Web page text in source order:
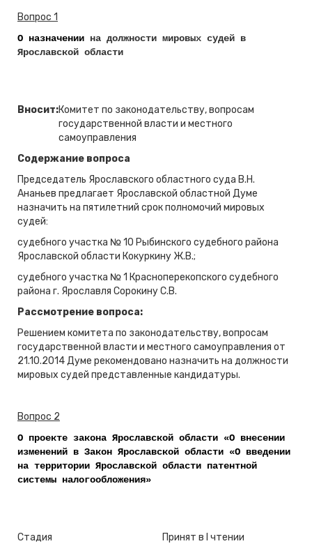
Вопрос 1
О назначении на должности мировых судей в
Ярославской области
Вносит:Комитет по законодательству, вопросам
государственной власти и местного
самоуправления
Содержание вопроса
Председатель Ярославского областного суда В.Н.
Ананьев предлагает Ярославской областной Думе
назначить на пятилетний срок полномочий мировых
судей:
судебного участка № 10 Рыбинского судебного района
Ярославской области Кокуркину Ж.В.;
судебного участка № 1 Красноперекопского судебного
района г. Ярославля Сорокину С.В.
Рассмотрение вопроса:
Решением комитета по законодательству, вопросам
государственной власти и местного самоуправления от
21.10.2014 Думе рекомендовано назначить на должности
мировых судей представленные кандидатуры.
Вопрос 2
О проекте закона Ярославской области «О внесении
изменений в Закон Ярославской области «О введении
на территории Ярославской области патентной
системы налогообложения»
Стадия
Принят в I чтении